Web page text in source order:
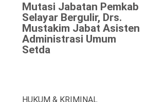
Mutasi Jabatan Pemkab
Selayar Bergulir, Drs.
Mustakim Jabat Asisten
Administrasi Umum
Setda
HUKUM & KRIMINAL